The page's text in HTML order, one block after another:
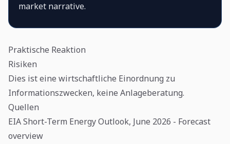
market narrative.
Praktische Reaktion
Risiken
Dies ist eine wirtschaftliche Einordnung zu
Informationszwecken, keine Anlageberatung.
Quellen
EIA Short-Term Energy Outlook, June 2026 - Forecast
overview